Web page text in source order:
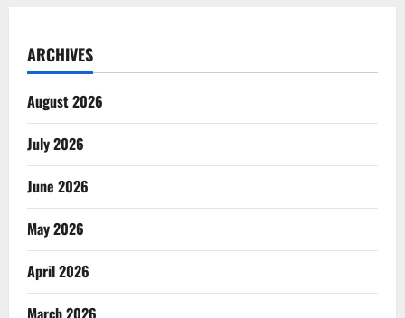
ARCHIVES
August 2026
July 2026
June 2026
May 2026
April 2026